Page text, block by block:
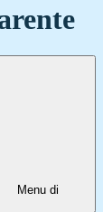
Menu di